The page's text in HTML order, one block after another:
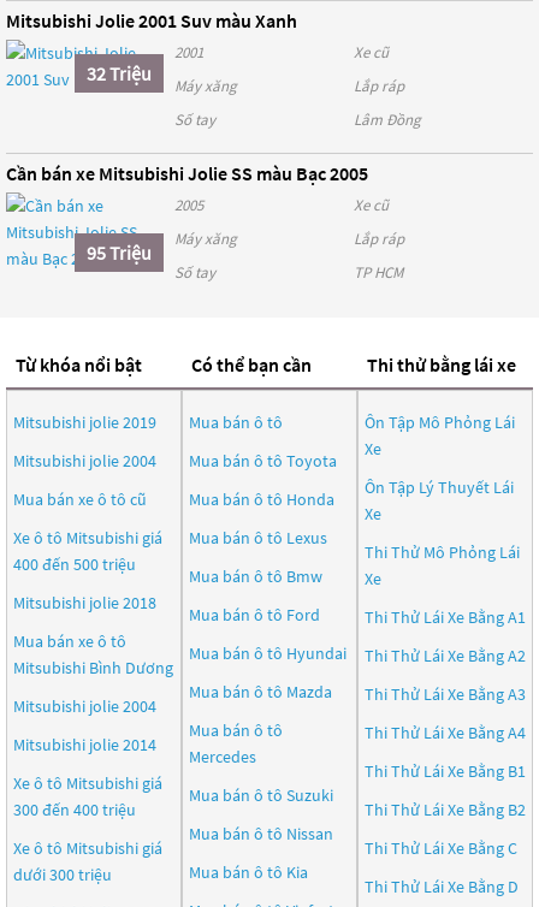
Mitsubishi Jolie 2001 Suv màu Xanh
32 Triệu
2001
Xe cũ
Máy xăng
Lắp ráp
Số tay
Lâm Đồng
Cần bán xe Mitsubishi Jolie SS màu Bạc 2005
95 Triệu
2005
Xe cũ
Máy xăng
Lắp ráp
Số tay
TP HCM
Từ khóa nổi bật
Mitsubishi jolie 2019
Mitsubishi jolie 2004
Mua bán xe ô tô cũ
Xe ô tô Mitsubishi giá
400 đến 500 triệu
Mitsubishi jolie 2018
Mua bán xe ô tô
Mitsubishi Bình Dương
Mitsubishi jolie 2004
Mitsubishi jolie 2014
Xe ô tô Mitsubishi giá
300 đến 400 triệu
Xe ô tô Mitsubishi giá
dưới 300 triệu
Có thể bạn cần
Mua bán ô tô
Mua bán ô tô Toyota
Mua bán ô tô Honda
Mua bán ô tô Lexus
Mua bán ô tô Bmw
Mua bán ô tô Ford
Mua bán ô tô Hyundai
Mua bán ô tô Mazda
Mua bán ô tô
Mercedes
Mua bán ô tô Suzuki
Mua bán ô tô Nissan
Mua bán ô tô Kia
Thi thử bằng lái xe
Ôn Tập Mô Phỏng Lái
Xe
Ôn Tập Lý Thuyết Lái
Xe
Thi Thử Mô Phỏng Lái
Xe
Thi Thử Lái Xe Bằng A1
Thi Thử Lái Xe Bằng A2
Thi Thử Lái Xe Bằng A3
Thi Thử Lái Xe Bằng A4
Thi Thử Lái Xe Bằng B1
Thi Thử Lái Xe Bằng B2
Thi Thử Lái Xe Bằng C
Thi Thử Lái Xe Bằng D